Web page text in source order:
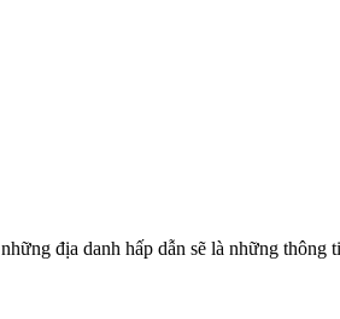
địa danh hấp dẫn sẽ là những